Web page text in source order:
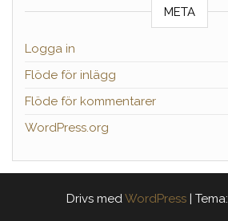
META
Logga in
Flöde för inlägg
Flöde för kommentarer
WordPress.org
Drivs medWordPress | Tema: